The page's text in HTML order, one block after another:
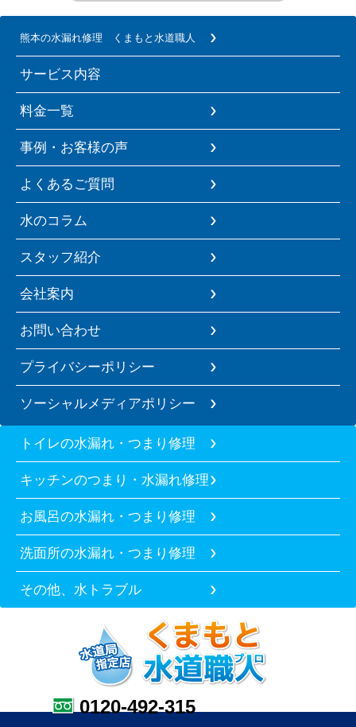
熊本の水漏れ修理 くまもと水道職人
サービス内容
料金一覧
事例・お客様の声
よくあるご質問
水のコラム
スタッフ紹介
会社案内
お問い合わせ
プライバシーポリシー
ソーシャルメディアポリシー
トイレの水漏れ・つまり修理
キッチンのつまり・水漏れ修理
お風呂の水漏れ・つまり修理
洗面所の水漏れ・つまり修理
その他、水トラブル
0120-492-315